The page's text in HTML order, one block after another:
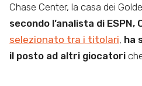
Chase Center, la casa dei
secondo l’analista di ESPN,
selezionato tra i titolari, ha
il posto ad altri giocatori